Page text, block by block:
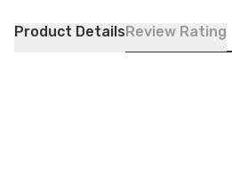
Product DetailsReview Rating